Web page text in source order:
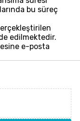
bu süreç
edilmektedir.
e-posta